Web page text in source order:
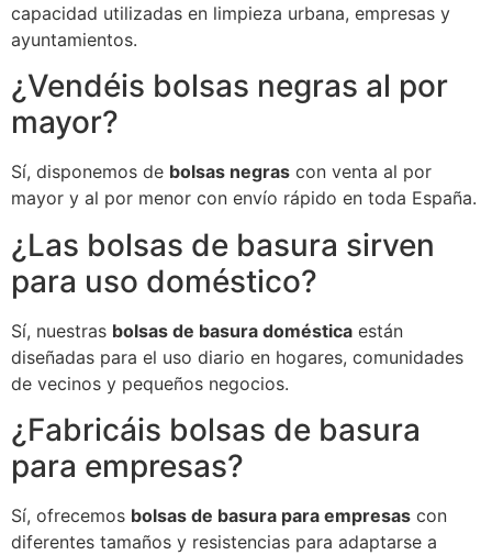
capacidad utilizadas en limpieza urbana, empresas y
ayuntamientos.
¿Vendéis bolsas negras al por
mayor?
Sí, disponemos de bolsas negras con venta al por
mayor y al por menor con envío rápido en toda España.
¿Las bolsas de basura sirven
para uso doméstico?
Sí, nuestras bolsas de basura doméstica están
diseñadas para el uso diario en hogares, comunidades
de vecinos y pequeños negocios.
¿Fabricáis bolsas de basura
para empresas?
Sí, ofrecemos bolsas de basura para empresas con
diferentes tamaños y resistencias para adaptarse a